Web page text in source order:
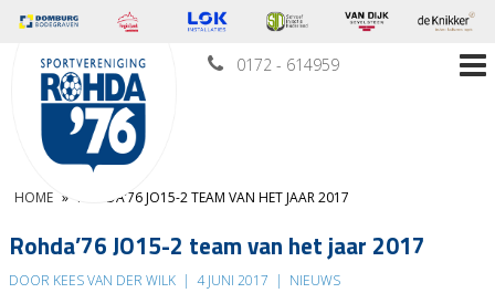
0172 - 614959
HOME » ROHDA’76 JO15-2 TEAM VAN HET JAAR 2017
Rohda’76 JO15-2 team van het jaar 2017
DOOR KEES VAN DER WILK | 4 JUNI 2017 | NIEUWS